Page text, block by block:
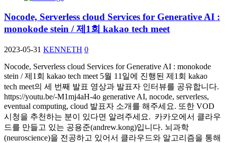
Nocode, Serverless cloud Services for Generative AI :
monokode stein / 제1회 kakao tech meet
2023-05-31 KENNETH 0
Nocode, Serverless cloud Services for Generative AI : monokode
stein / 제1회 kakao tech meet 5월 11일에 진행된 제1회 kakao
tech meet의 세 번째 발표 영상과 발표자 인터뷰를 공유합니다.
https://youtu.be/-M1mj4aH-4o generative AI, nocode, serverless,
eventual computing, cloud 발표자 소개를 해주세요. 또한 VOD
시청을 추천하는 분이 있다면 알려주세요. 카카오에서 클라우
드를 만들고 있는 공용준(andrew.kong)입니다. 뇌과학
(neuroscience)을 전공하고 있어서 클라우드와 알고리즘을 통해